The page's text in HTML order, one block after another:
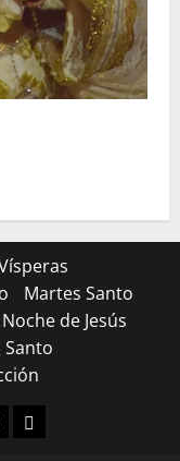
Martes Santo
Noche de Jesús
Santo
Dribbble